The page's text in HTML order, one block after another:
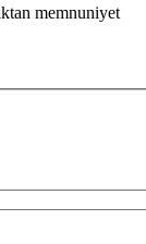
memnuniyet